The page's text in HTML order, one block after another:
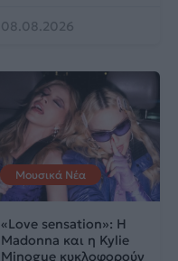
08.08.2026
Μουσικά Νέα
«Love sensation»: Η
Madonna και η Kylie
Minogue κυκλοφορούν